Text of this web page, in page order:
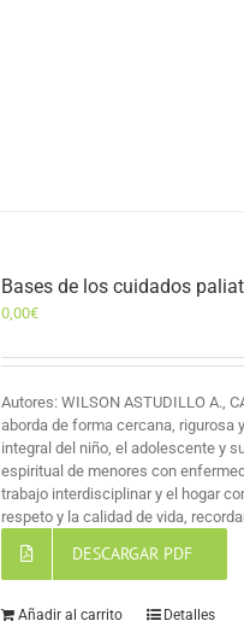
Bases de los cuidados
0,00€
Autores: WILSON ASTUDILLO A.,
aborda de forma cercana,
integral del niño, el adolescente y
espiritual de menores con
trabajo interdisciplinar y el hogar
respeto y la calidad de vida,
DESCARGAR PDF
Añadir al carrito Detalles